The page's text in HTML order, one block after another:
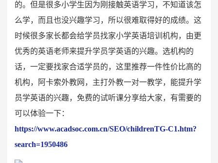
的。但是很多小学生因为刚接触英语学习，不知道该怎
么学，而且也没兴趣学习，所以很难取得好的成绩。这
时候很多家长都会给学员找家小学英语培训机构，由更
优秀的英语老师来提升学员学英语的兴趣。选机构的
话，一定要找家合适学员的，这里推荐一件性价比高的
机构，阿卡索外教网，主打外教一对一教学，能提升学
员学英语的兴趣，免费的试听课分享给大家，有需要的
可以体验一下：
https://www.acadsoc.com.cn/SEO/childrenTG-C1.htm?
search=1950486